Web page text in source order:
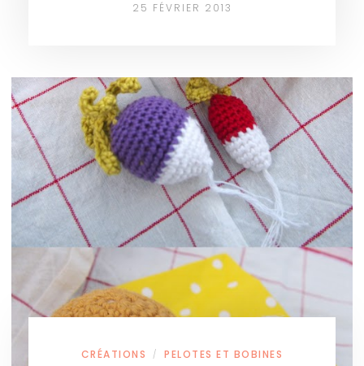
25 FÉVRIER 2013
CRÉATIONS / PELOTES ET BOBINES